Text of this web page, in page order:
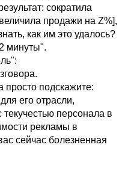
сократила
продажи на Z%],
как им это удалось?
минуты".
просто подскажите:
его отрасли,
персонала в
рекламы в
сейчас болезненная